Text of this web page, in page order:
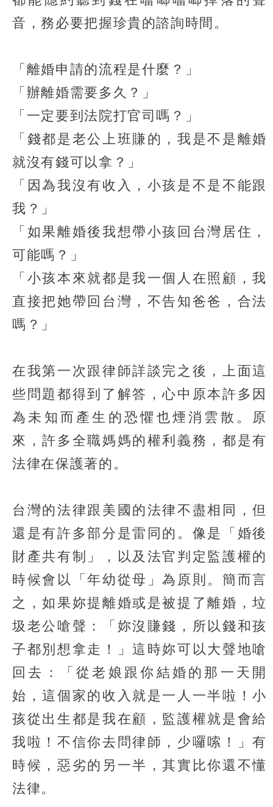
音，務必要把握珍貴的諮詢時間。
「離婚申請的流程是什麼？」
「辦離婚需要多久？」
「一定要到法院打官司嗎？」
「錢都是老公上班賺的，我是不是離婚
就沒有錢可以拿？」
「因為我沒有收入，小孩是不是不能跟
我？」
「如果離婚後我想帶小孩回台灣居住，
可能嗎？」
「小孩本來就都是我一個人在照顧，我
直接把她帶回台灣，不告知爸爸，合法
嗎？」
在我第一次跟律師詳談完之後，上面這
些問題都得到了解答，心中原本許多因
為未知而產生的恐懼也煙消雲散。原
來，許多全職媽媽的權利義務，都是有
法律在保護著的。
台灣的法律跟美國的法律不盡相同，但
還是有許多部分是雷同的。像是「婚後
財產共有制」，以及法官判定監護權的
時候會以「年幼從母」為原則。簡而言
之，如果妳提離婚或是被提了離婚，垃
圾老公嗆聲：「妳沒賺錢，所以錢和孩
子都別想拿走！」這時妳可以大聲地嗆
回去：「從老娘跟你結婚的那一天開
始，這個家的收入就是一人一半啦！小
孩從出生都是我在顧，監護權就是會給
我啦！不信你去問律師，少囉嗦！」有
時候，惡劣的另一半，其實比你還不懂
法律。